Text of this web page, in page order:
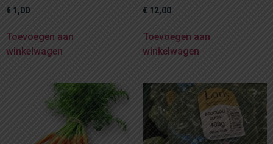
€ 1,00
Toevoegen aan
winkelwagen
€ 12,00
Toevoegen aan
winkelwagen